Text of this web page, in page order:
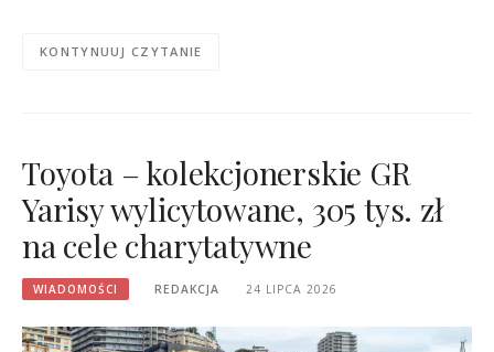
KONTYNUUJ CZYTANIE
Toyota – kolekcjonerskie GR
Yarisy wylicytowane, 305 tys. zł
na cele charytatywne
WIADOMOŚCI REDAKCJA 24 LIPCA 2026